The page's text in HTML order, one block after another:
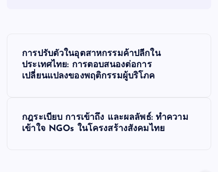
การปรับตัวในอุตสาหกรรมค้าปลีกใน
ประเทศไทย: การตอบสนองต่อการ
เปลี่ยนแปลงของพฤติกรรมผู้บริโภค
กฎระเบียบ การเข้าถึง และผลลัพธ์: ทำความ
เข้าใจ NGOs ในโครงสร้างสังคมไทย